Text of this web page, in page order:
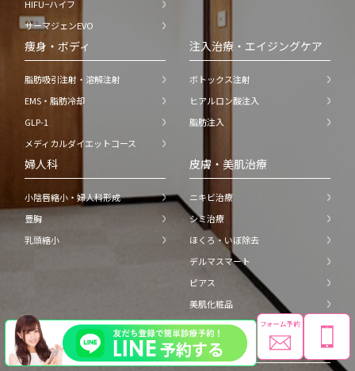
HIFU−ハイフ
サーマジェンEVO
痩身・ボディ
脂肪吸引注射・溶解注射
EMS・脂肪冷却
GLP-1
メディカルダイエットコース
注入治療・エイジングケア
ボトックス注射
ヒアルロン酸注入
脂肪注入
婦人科
小陰唇縮小・婦人科形成
豊胸
乳頭縮小
皮膚・美肌治療
ニキビ治療
シミ治療
ほくろ・いぼ除去
デルマスマート
ピアス
美肌化粧品
オプション